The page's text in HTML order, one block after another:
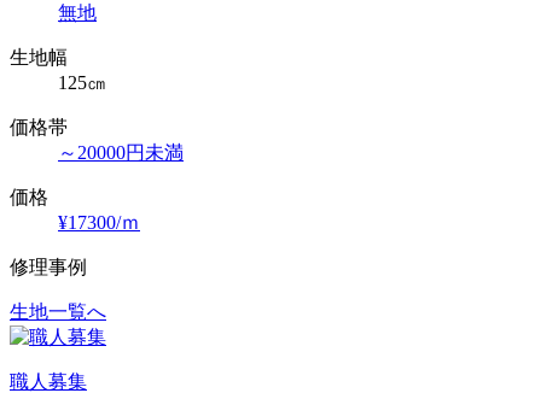
無地
生地幅
125㎝
価格帯
～20000円未満
価格
¥17300/ｍ
修理事例
投
生地一覧へ
職人募集